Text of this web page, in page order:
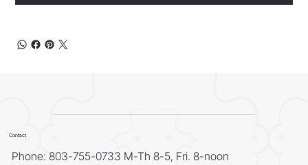
Contact
Phone: 803-755-0733 M-Th 8-5, Fri. 8-noon